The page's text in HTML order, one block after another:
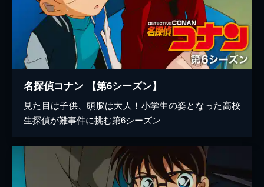
名探偵コナン 【第6シーズン】
見た目は子供、頭脳は大人！小学生の姿となった高校
生探偵が難事件に挑む第6シーズン